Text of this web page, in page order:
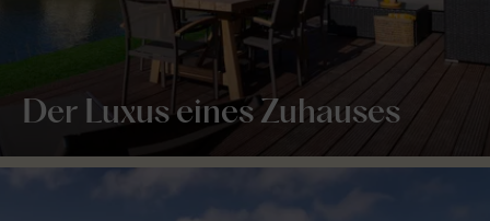
Der Luxus eines Zuhauses